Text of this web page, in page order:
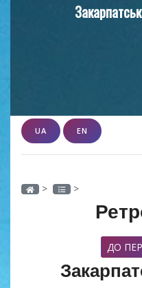
UA EN
> >
ДО